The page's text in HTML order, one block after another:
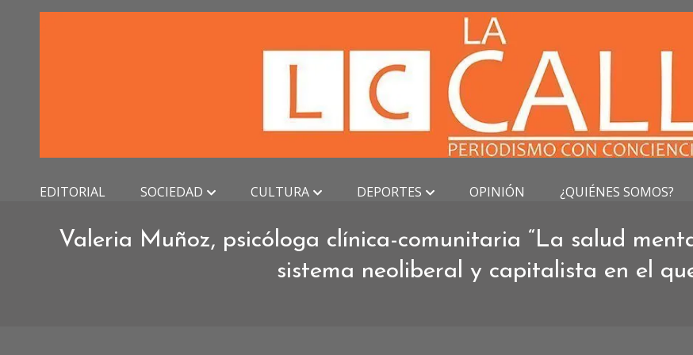
EDITORIAL SOCIEDAD CULTURA DEPORTES OPINIÓN ¿QUIÉNES SOMOS?
Valeria Muñoz, psicóloga clínica-comunitaria “La salud
sistema neoliberal y capitalista en el